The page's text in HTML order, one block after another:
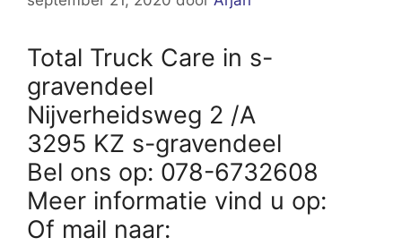
Total Truck Care in s-
gravendeel
Nijverheidsweg 2 /A
3295 KZ s-gravendeel
Bel ons op: 078-6732608
Meer informatie vind u op:
Of mail naar: